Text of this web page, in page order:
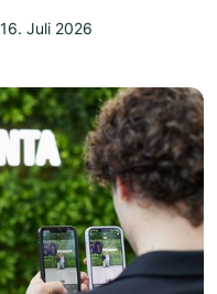
16. Juli 2026